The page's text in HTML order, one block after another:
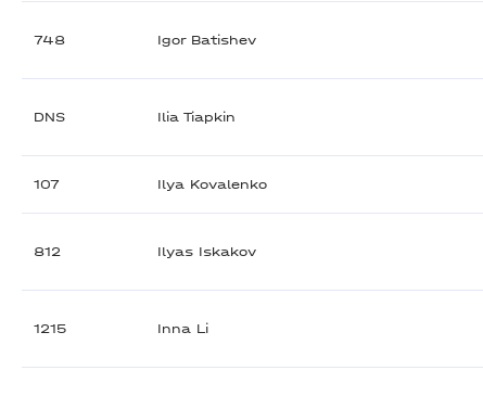
748 Igor Batishev
DNS Ilia Tiapkin
107 Ilya Kovalenko
812 Ilyas Iskakov
1215 Inna Li